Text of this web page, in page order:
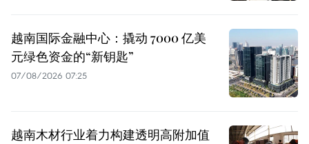
越南国际金融中心：撬动 7000 亿美
元绿色资金的“新钥匙”
07/08/2026 07:25
越南木材行业着力构建透明高附加值